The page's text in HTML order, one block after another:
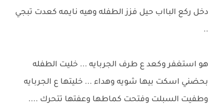
دخل ركع البااب حيل فزز الطفله وهيه نايمه كعدت تبجي
..
هو استغفر وكعد ع طرف الجربايه ... خليت الطفله
بحضني اسكت بيها شويه وهداء ... خليتها ع الجربايه
وطفيت السبلت وفتحت كماطها وعفتها تتحرك ....